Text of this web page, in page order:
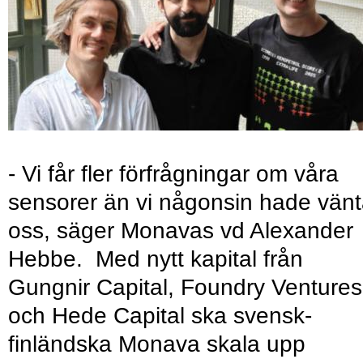
- Vi får fler förfrågningar om våra
sensorer än vi någonsin hade
oss, säger Monavas vd Alexander
Hebbe. Med nytt kapital från
Gungnir Capital, Foundry Ventures
och Hede Capital ska svensk-
finländska Monava skala upp